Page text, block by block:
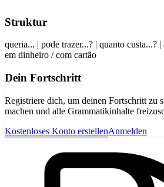
Struktur
queria... | pode trazer...? | quanto custa...?
em dinheiro / com cartão
Dein Fortschritt
Registriere dich, um deinen Fortschritt zu
machen und alle Grammatikinhalte
Kostenloses Konto erstellenAnmelden